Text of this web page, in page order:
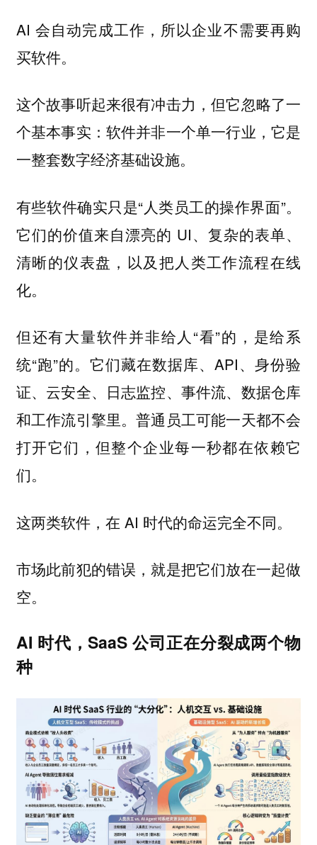
AI 会自动完成工作，所以企业不需要再购
买软件。
这个故事听起来很有冲击力，但它忽略了一
个基本事实：软件并非一个单一行业，它是
一整套数字经济基础设施。
有些软件确实只是“人类员工的操作界面”。
它们的价值来自漂亮的 UI、复杂的表单、
清晰的仪表盘，以及把人类工作流程在线
化。
但还有大量软件并非给人“看”的，是给系
统“跑”的。它们藏在数据库、API、身份验
证、云安全、日志监控、事件流、数据仓库
和工作流引擎里。普通员工可能一天都不会
打开它们，但整个企业每一秒都在依赖它
们。
这两类软件，在 AI 时代的命运完全不同。
市场此前犯的错误，就是把它们放在一起做
空。
AI 时代，SaaS 公司正在分裂成两个物
种